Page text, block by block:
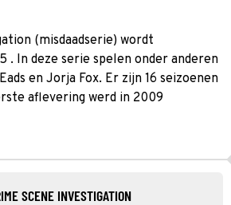
(misdaadserie) wordt
. In deze serie spelen onder anderen
en Jorja Fox. Er zijn 16 seizoenen
aflevering werd in 2009
SCENE INVESTIGATION